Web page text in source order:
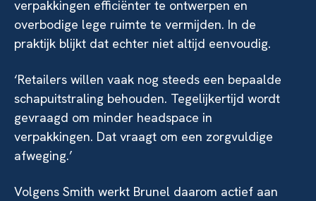
verpakkingen efficiënter te ontwerpen en
overbodige lege ruimte te vermijden. In de
praktijk blijkt dat echter niet altijd eenvoudig.
‘Retailers willen vaak nog steeds een bepaalde
schapuitstraling behouden. Tegelijkertijd wordt
gevraagd om minder headspace in
verpakkingen. Dat vraagt om een zorgvuldige
afweging.’
Volgens Smith werkt Brunel daarom actief aan